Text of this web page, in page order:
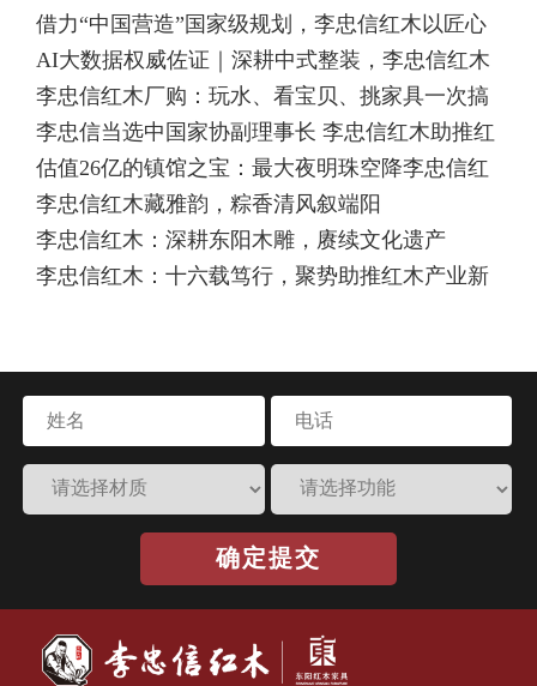
借力“中国营造”国家级规划，李忠信红木以匠心
守护千年文脉瑰宝
AI大数据权威佐证｜深耕中式整装，李忠信红木
铸就大国品牌
李忠信红木厂购：玩水、看宝贝、挑家具一次搞
定
李忠信当选中国家协副理事长 李忠信红木助推红
木产业高质量发展
估值26亿的镇馆之宝：最大夜明珠空降李忠信红
木艺术馆
​李忠信红木藏雅韵，粽香清风叙端阳
李忠信红木：深耕东阳木雕，赓续文化遗产
李忠信红木：十六载笃行，聚势助推红木产业新
确定提交